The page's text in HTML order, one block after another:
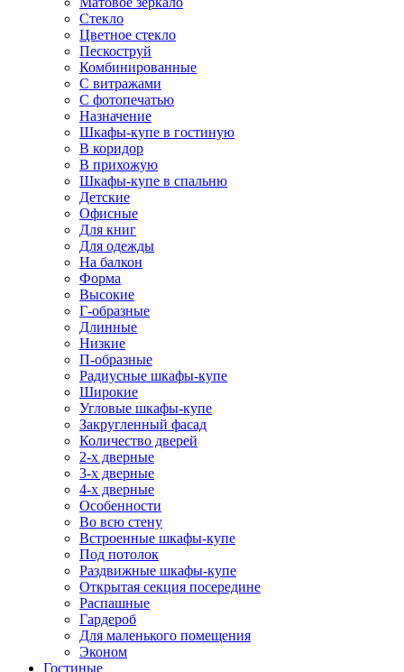
Стекло
Цветное стекло
Пескоструй
Комбинированные
С витражами
С фотопечатью
Назначение
Шкафы-купе в гостиную
В коридор
В прихожую
Шкафы-купе в спальню
Детские
Офисные
Для книг
Для одежды
На балкон
Форма
Высокие
Г-образные
Длинные
Низкие
П-образные
Радиусные шкафы-купе
Широкие
Угловые шкафы-купе
Закругленный фасад
Количество дверей
2-х дверные
3-х дверные
4-х дверные
Особенности
Во всю стену
Встроенные шкафы-купе
Под потолок
Раздвижные шкафы-купе
Открытая секция посередине
Распашные
Гардероб
Для маленького помещения
Эконом
Гостиные